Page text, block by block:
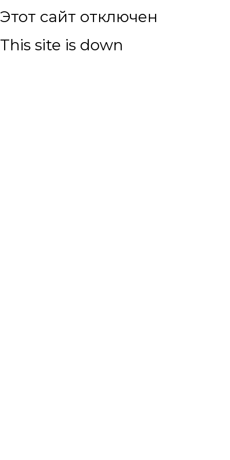
Этот сайт отключен
This site is down